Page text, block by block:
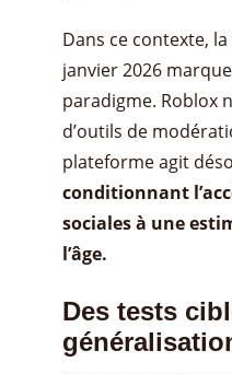
Dans ce contexte,
janvier 2026
paradigme. Roblox
d’outils de
plateforme agit
conditionnant
sociales à une
l’âge.
Des tests